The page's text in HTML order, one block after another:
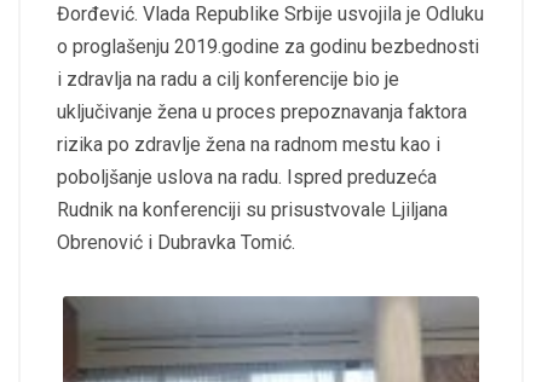
Đorđević. Vlada Republike Srbije usvojila je Odluku
o proglašenju 2019.godine za godinu bezbednosti
i zdravlja na radu a cilj konferencije bio je
uključivanje žena u proces prepoznavanja faktora
rizika po zdravlje žena na radnom mestu kao i
poboljšanje uslova na radu. Ispred preduzeća
Rudnik na konferenciji su prisustvovale Ljiljana
Obrenović i Dubravka Tomić.